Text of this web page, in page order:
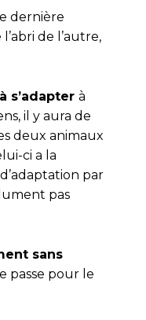
dernière
de l’autre,
s’adapter à
il y aura de
deux animaux
ci a la
par
pas
sans
passe pour le